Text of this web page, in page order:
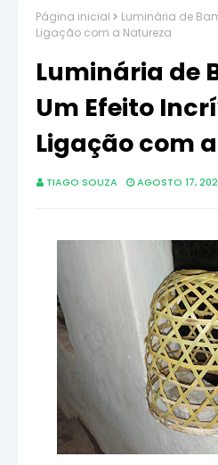
Página inicial
Luminária de
Ligação com a Natureza
Luminária de
Um Efeito
Ligação com
TIAGO SOUZA AGOSTO 17,